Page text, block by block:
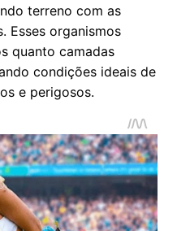
terreno com as
Esses organismos
quanto camadas
condições ideais de
e perigosos.